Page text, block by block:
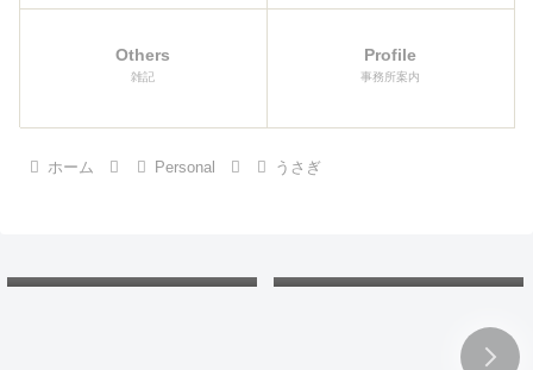
Others
雑記
Profile
事務所案内
ホーム Personal うさぎ
理と税務調整は？
ンで地理と読み方の勉強